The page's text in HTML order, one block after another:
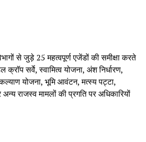
से जुड़े 25 महत्वपूर्ण एजेंडों की समीक्षा करते
सर्वे, स्वामित्व योजना, अंश निर्धारण,
योजना, भूमि आवंटन, मत्स्य पट्टा,
राजस्व मामलों की प्रगति पर अधिकारियों